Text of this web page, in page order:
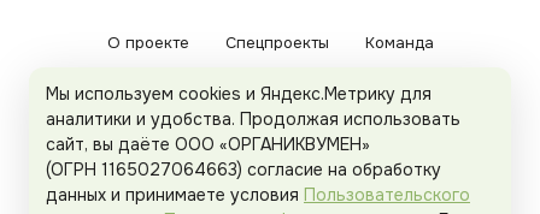
О проекте Спецпроекты Команда
Рекламодателям Политика конфиденциальности
Пользовательское соглашение
Мы используем cookies и Яндекс.Метрику для
аналитики и удобства. Продолжая использовать
сайт, вы даёте ООО «ОРГАНИКВУМЕН»
(ОГРН 1165027064663) согласие на обработку
данных и принимаете условия Пользовательского